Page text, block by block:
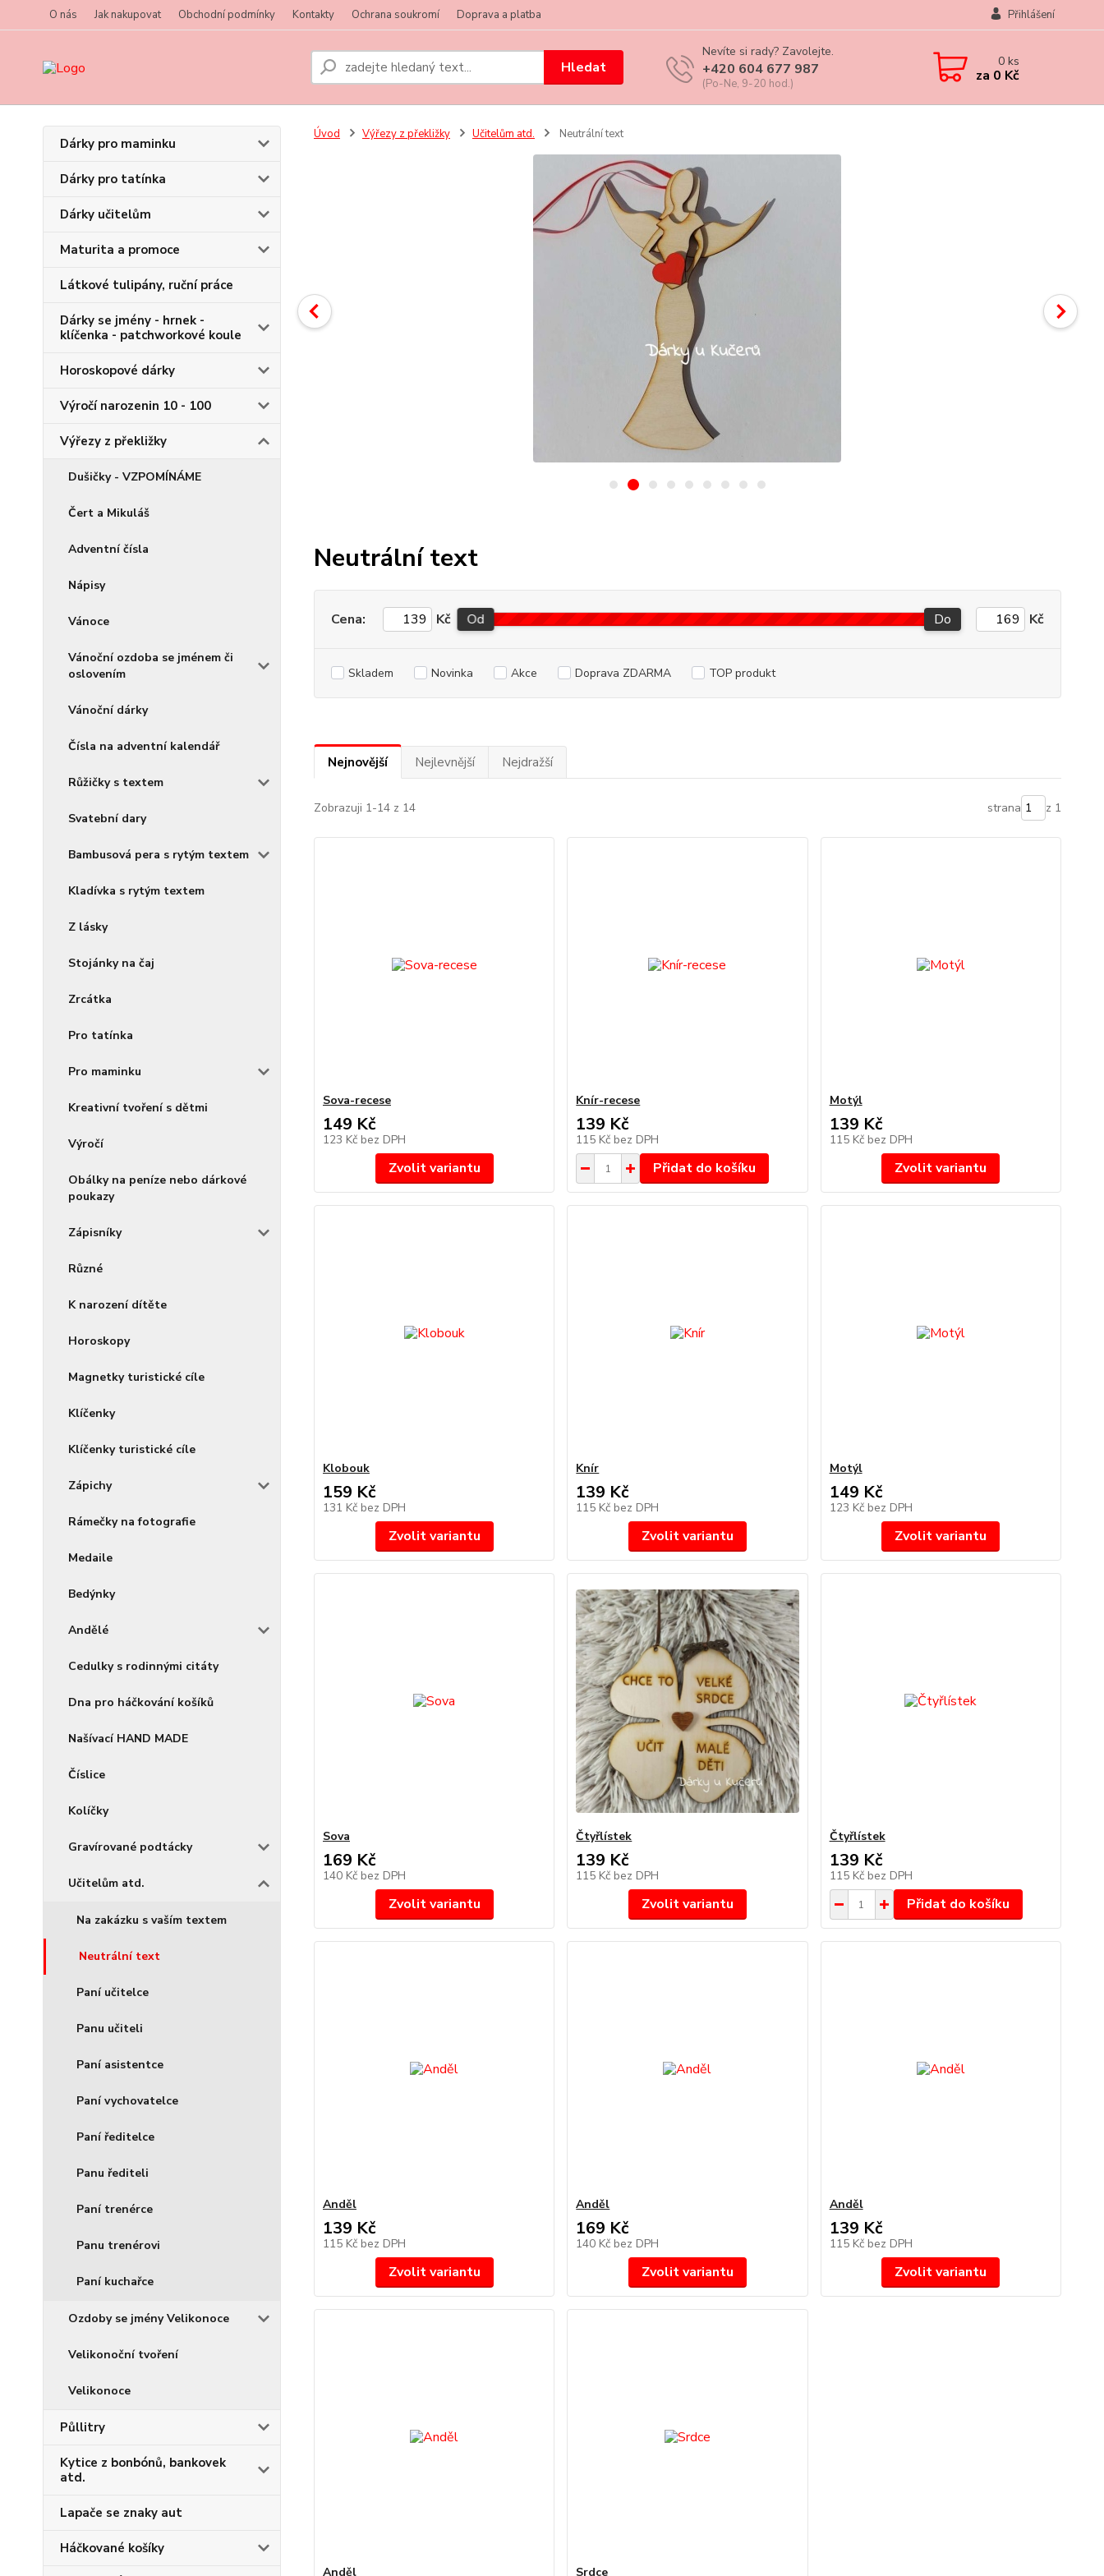
O nás Jak nakupovat Obchodní podmínky Kontakty Ochrana soukromí Doprava a platba Přihlášení
Hledat
Nevíte si rady? Zavolejte.
+420 604 677 987
(Po-Ne, 9-20 hod.)
0ks
za 0 Kč
Dárky pro maminku
Dárky pro tatínka
Dárky učitelům
Maturita a promoce
Látkové tulipány, ruční práce
Dárky se jmény - hrnek -
klíčenka - patchworkové koule
Horoskopové dárky
Výročí narozenin 10 - 100
Výřezy z překližky
Dušičky - VZPOMÍNÁME
Čert a Mikuláš
Adventní čísla
Nápisy
Vánoce
Vánoční ozdoba se jménem či
oslovením
Vánoční dárky
Čísla na adventní kalendář
Růžičky s textem
Svatební dary
Bambusová pera s rytým textem
Kladívka s rytým textem
Z lásky
Stojánky na čaj
Zrcátka
Pro tatínka
Pro maminku
Kreativní tvoření s dětmi
Výročí
Obálky na peníze nebo dárkové
poukazy
Zápisníky
Různé
K narození dítěte
Horoskopy
Magnetky turistické cíle
Klíčenky
Klíčenky turistické cíle
Zápichy
Rámečky na fotografie
Medaile
Bedýnky
Andělé
Cedulky s rodinnými citáty
Dna pro háčkování košíků
Našívací HAND MADE
Číslice
Kolíčky
Gravírované podtácky
Učitelům atd.
Na zakázku s vaším textem
Neutrální text
Paní učitelce
Panu učiteli
Paní asistentce
Paní vychovatelce
Paní ředitelce
Panu řediteli
Paní trenérce
Panu trenérovi
Paní kuchařce
Ozdoby se jmény Velikonoce
Velikonoční tvoření
Velikonoce
Půllitry
Kytice z bonbónů, bankovek
atd.
Lapače se znaky aut
Háčkované košíky
Úvod Výřezy z překližky Učitelům atd. Neutrální text
Neutrální text
Cena: Kč Od Do Kč
Skladem Novinka Akce Doprava ZDARMA TOP produkt
Nejnovější Nejlevnější Nejdražší
Zobrazuji 1-14 z 14 strana z 1
Sova-recese
149 Kč
123 Kč bez DPH
Zvolit variantu
Knír-recese
139 Kč
115 Kč bez DPH
Přidat do košíku
Motýl
139 Kč
115 Kč bez DPH
Zvolit variantu
Klobouk
159 Kč
131 Kč bez DPH
Zvolit variantu
Knír
139 Kč
115 Kč bez DPH
Zvolit variantu
Motýl
149 Kč
123 Kč bez DPH
Zvolit variantu
Sova
169 Kč
140 Kč bez DPH
Zvolit variantu
Čtyřlístek
139 Kč
115 Kč bez DPH
Zvolit variantu
Čtyřlístek
139 Kč
115 Kč bez DPH
Přidat do košíku
Anděl
139 Kč
115 Kč bez DPH
Zvolit variantu
Anděl
169 Kč
140 Kč bez DPH
Zvolit variantu
Anděl
139 Kč
115 Kč bez DPH
Zvolit variantu
Anděl Srdce